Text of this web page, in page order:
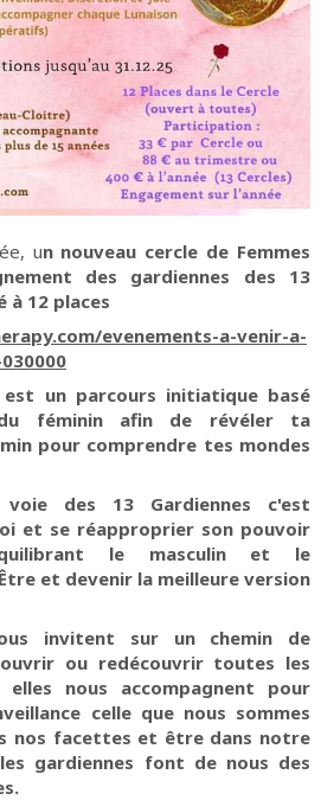
un nouveau cercle de Femmes
des gardiennes des 13
à 12 places
evenements-a-venir-a-
est un parcours initiatique basé
féminin afin de révéler ta
pour comprendre tes mondes
des 13 Gardiennes c'est
et se réapproprier son pouvoir
le masculin et le
Être et devenir la meilleure version
invitent sur un chemin de
ou redécouvrir toutes les
nous accompagnent pour
celle que nous sommes
nos facettes et être dans notre
gardiennes font de nous des